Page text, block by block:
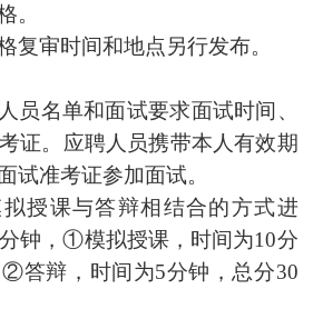
。
复审时间和地点另行发布。
员名单和面试要求面试时间、
证。应聘人员携带本人有效期
试准考证参加面试。
授课与答辩相结合的方式进
钟，①模拟授课，时间为10分
答辩，时间为5分钟，总分30